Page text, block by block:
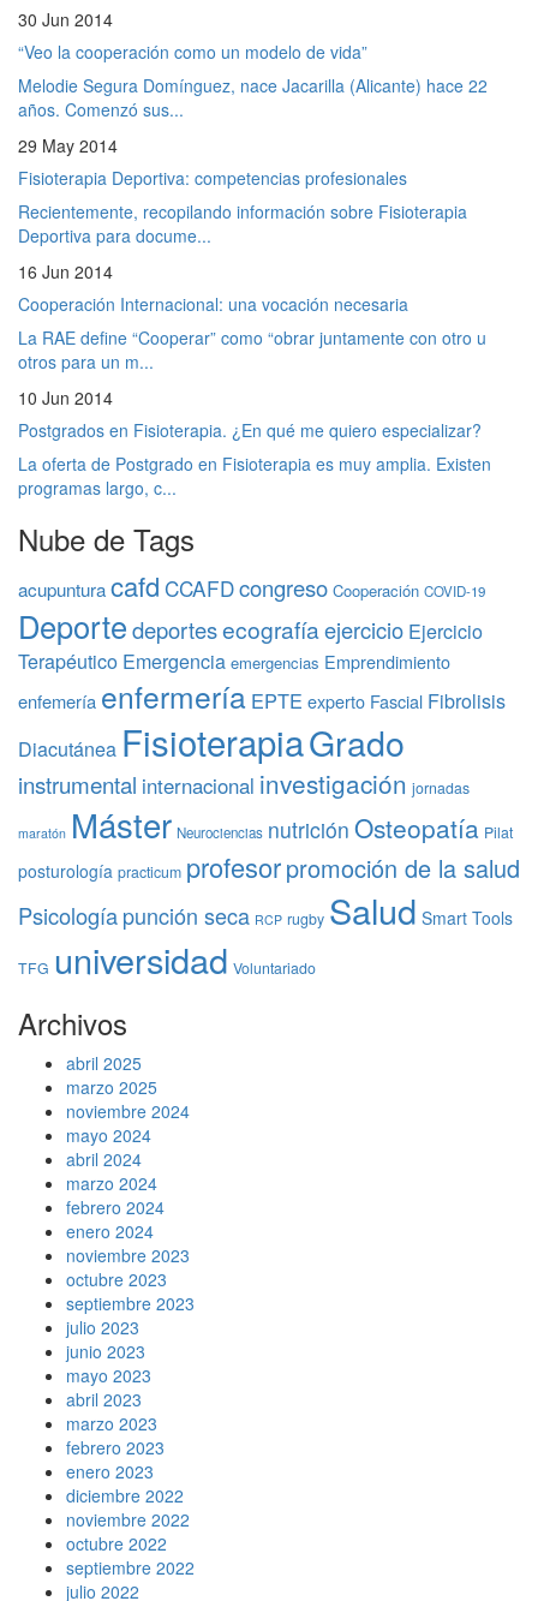
30 Jun 2014
“Veo la cooperación como un modelo de vida”
Melodie Segura Domínguez, nace Jacarilla (Alicante) hace 22
años. Comenzó sus...
29 May 2014
Fisioterapia Deportiva: competencias profesionales
Recientemente, recopilando información sobre Fisioterapia
Deportiva para docume...
16 Jun 2014
Cooperación Internacional: una vocación necesaria
La RAE define “Cooperar” como “obrar juntamente con otro u
otros para un m...
10 Jun 2014
Postgrados en Fisioterapia. ¿En qué me quiero especializar?
La oferta de Postgrado en Fisioterapia es muy amplia. Existen
programas largo, c...
Nube de Tags
acupunturacafd CCAFDcongreso Cooperación COVID-19
Deportedeportesecografíaejercicio Ejercicio
Terapéutico Emergencia emergencias Emprendimiento
enfemería enfermería EPTE experto Fascial Fibrolisis
Diacutánea FisioterapiaGrado
instrumental internacional investigación jornadas
maratón Máster Neurociencias nutrición Osteopatía Pilat
posturología practicum profesorpromoción de la salud
Psicologíapunción seca RCP rugby Salud Smart Tools
TFG universidad Voluntariado
Archivos
abril 2025
marzo 2025
noviembre 2024
mayo 2024
abril 2024
marzo 2024
febrero 2024
enero 2024
noviembre 2023
octubre 2023
septiembre 2023
julio 2023
junio 2023
mayo 2023
abril 2023
marzo 2023
febrero 2023
enero 2023
diciembre 2022
noviembre 2022
octubre 2022
septiembre 2022
julio 2022